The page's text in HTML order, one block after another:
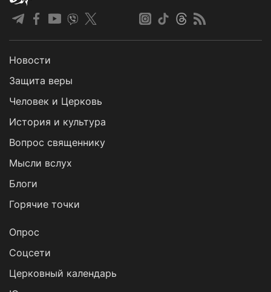
Новости
Защита веры
Человек и Церковь
История и культура
Вопрос священнику
Мысли вслух
Блоги
Горячие точки
Опрос
Cоцсети
Церковный календарь